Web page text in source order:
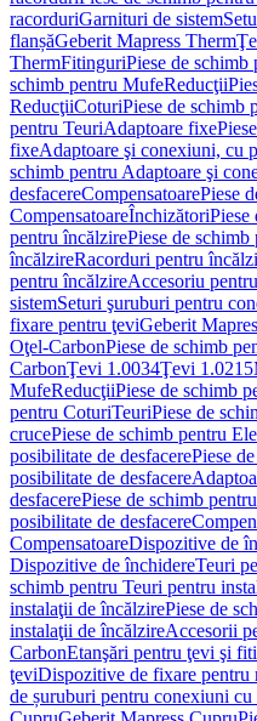
racorduriGarnituri de sistem
flanșăGeberit Mapress Therm
ThermFitinguriPiese de
schimb pentru MufeReducţii
ReducţiiCoturiPiese de schimb
pentru TeuriAdaptoare fixe
fixeAdaptoare şi conexiuni, cu
schimb pentru Adaptoare şi
desfacereCompensatoarePiese
CompensatoareÎnchizătoriPiese
pentru încălzirePiese de
încălzireRacorduri pentru
pentru încălzireAccesoriu
sistemSeturi şuruburi pentru
fixare pentru ţeviGeberit
Oţel-CarbonPiese de schimb
CarbonŢevi 1.0034Ţevi 1.0215
MufeReducţiiPiese de schimb
pentru CoturiTeuriPiese de
crucePiese de schimb pentru
posibilitate de desfacerePiese
posibilitate de desfacere
desfacerePiese de schimb
posibilitate de desfacere
CompensatoareDispozitive de
Dispozitive de închidereTeuri
schimb pentru Teuri pentru
instalaţii de încălzirePiese de
instalaţii de încălzireAccesorii
CarbonEtanşări pentru ţevi şi
ţeviDispozitive de fixare pentru
de șuruburi pentru conexiuni cu